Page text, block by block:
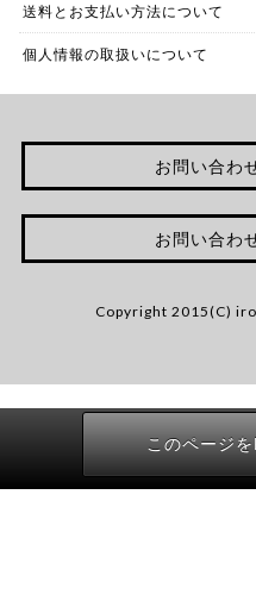
送料とお支払い方法について
個人情報の取扱いについて
お問い合わ
お問い合わ
Copyright 2015(C)
このページ